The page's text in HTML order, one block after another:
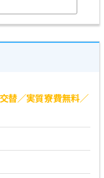
替／実質寮費無料／